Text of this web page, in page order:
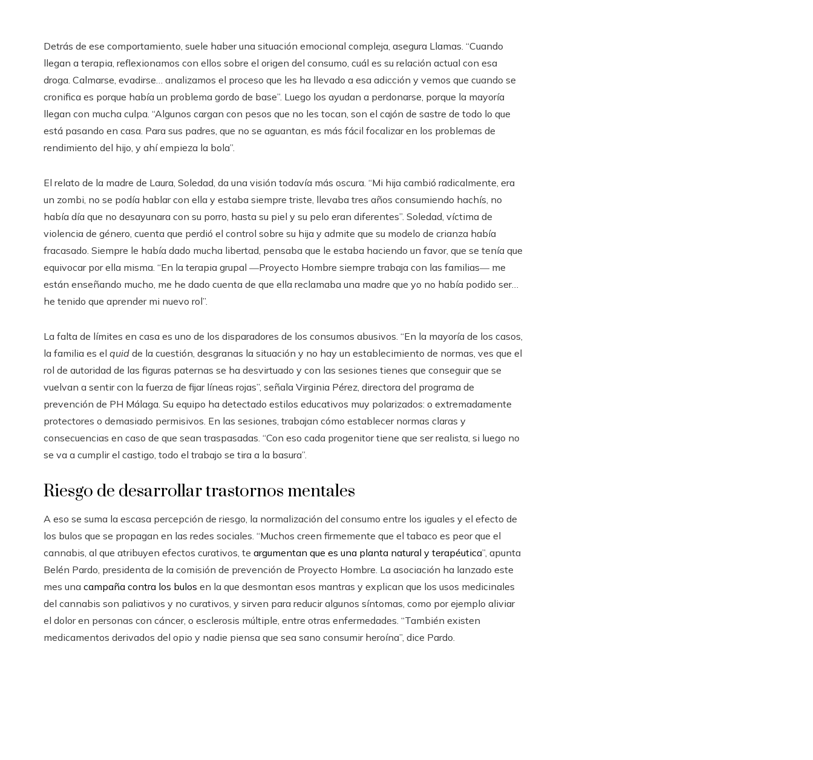
Detrás de ese comportamiento, suele haber una situación emocional compleja, asegura Llamas. “Cuando
llegan a terapia, reflexionamos con ellos sobre el origen del consumo, cuál es su relación actual con esa
droga. Calmarse, evadirse… analizamos el proceso que les ha llevado a esa adicción y vemos que cuando se
cronifica es porque había un problema gordo de base”. Luego los ayudan a perdonarse, porque la mayoría
llegan con mucha culpa. “Algunos cargan con pesos que no les tocan, son el cajón de sastre de todo lo que
está pasando en casa. Para sus padres, que no se aguantan, es más fácil focalizar en los problemas de
rendimiento del hijo, y ahí empieza la bola”.
El relato de la madre de Laura, Soledad, da una visión todavía más oscura. “Mi hija cambió radicalmente, era
un zombi, no se podía hablar con ella y estaba siempre triste, llevaba tres años consumiendo hachís, no
había día que no desayunara con su porro, hasta su piel y su pelo eran diferentes”. Soledad, víctima de
violencia de género, cuenta que perdió el control sobre su hija y admite que su modelo de crianza había
fracasado. Siempre le había dado mucha libertad, pensaba que le estaba haciendo un favor, que se tenía que
equivocar por ella misma. “En la terapia grupal ―Proyecto Hombre siempre trabaja con las familias― me
están enseñando mucho, me he dado cuenta de que ella reclamaba una madre que yo no había podido ser…
he tenido que aprender mi nuevo rol”.
La falta de límites en casa es uno de los disparadores de los consumos abusivos. “En la mayoría de los casos,
la familia es el quid de la cuestión, desgranas la situación y no hay un establecimiento de normas, ves que el
rol de autoridad de las figuras paternas se ha desvirtuado y con las sesiones tienes que conseguir que se
vuelvan a sentir con la fuerza de fijar líneas rojas”, señala Virginia Pérez, directora del programa de
prevención de PH Málaga. Su equipo ha detectado estilos educativos muy polarizados: o extremadamente
protectores o demasiado permisivos. En las sesiones, trabajan cómo establecer normas claras y
consecuencias en caso de que sean traspasadas. “Con eso cada progenitor tiene que ser realista, si luego no
se va a cumplir el castigo, todo el trabajo se tira a la basura”.
Riesgo de desarrollar trastornos mentales
A eso se suma la escasa percepción de riesgo, la normalización del consumo entre los iguales y el efecto de
los bulos que se propagan en las redes sociales. “Muchos creen firmemente que el tabaco es peor que el
cannabis, al que atribuyen efectos curativos, te argumentan que es una planta natural y terapéutica”, apunta
Belén Pardo, presidenta de la comisión de prevención de Proyecto Hombre. La asociación ha lanzado este
mes una campaña contra los bulos en la que desmontan esos mantras y explican que los usos medicinales
del cannabis son paliativos y no curativos, y sirven para reducir algunos síntomas, como por ejemplo aliviar
el dolor en personas con cáncer, o esclerosis múltiple, entre otras enfermedades. “También existen
medicamentos derivados del opio y nadie piensa que sea sano consumir heroína”, dice Pardo.